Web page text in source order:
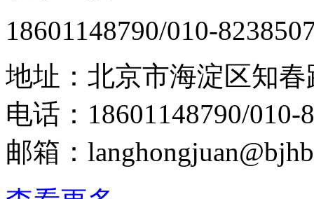
18601148790/010-
地址：北京市海淀区知
电话：18601148790/010-
邮箱：